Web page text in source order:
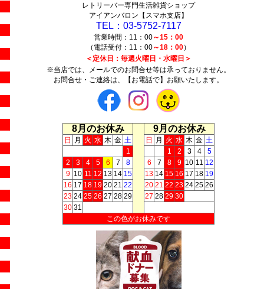
レトリーバー専門生活雑貨ショップ
アイアンバロン【スマホ支店】
TEL：03-5752-7117
営業時間：11：00～15：00
（電話受付：11：00～18：00）
＜定休日：毎週火曜日・水曜日＞
※当店では、メールでのお問合せ等は承っておりません。
お問合せ・ご連絡は、【お電話で】お願いたします。
8月のお休み 9月のお休み
日 月 火 水 木 金 土 日 月 火 水 木 金 土
1
1 2 3 4
5
2
3 4 5 6 7 8 6 7 8 9 10 11 12
9 10 11 12 13 14 15 13 14 15 16 17 18 19
16 17 18 19 20 21 22 20 21 22 23 24 25 26
23 24 25 26 27 28 29 27 28 29 30
30 31
この色がお休みです